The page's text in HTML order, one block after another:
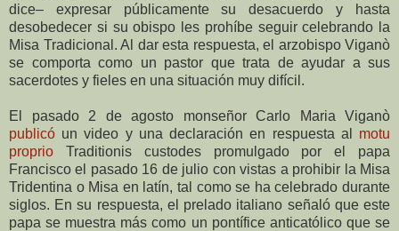
dice– expresar públicamente su desacuerdo y hasta
desobedecer si su obispo les prohíbe seguir celebrando la
Misa Tradicional. Al dar esta respuesta, el arzobispo Viganò
se comporta como un pastor que trata de ayudar a sus
sacerdotes y fieles en una situación muy difícil.
El pasado 2 de agosto monseñor Carlo Maria Viganò
publicó un video y una declaración en respuesta al motu
proprio Traditionis custodes promulgado por el papa
Francisco el pasado 16 de julio con vistas a prohibir la Misa
Tridentina o Misa en latín, tal como se ha celebrado durante
siglos. En su respuesta, el prelado italiano señaló que este
papa se muestra más como un pontífice anticatólico que se